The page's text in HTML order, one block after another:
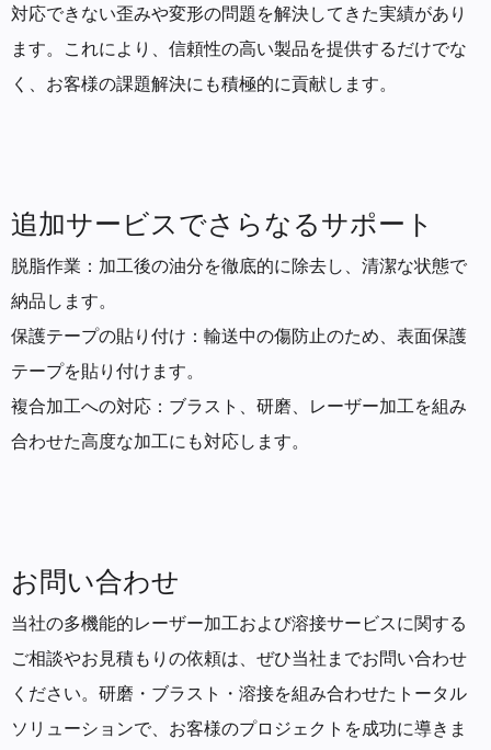
対応できない歪みや変形の問題を解決してきた実績があり
ます。これにより、信頼性の高い製品を提供するだけでな
く、お客様の課題解決にも積極的に貢献します。
追加サービスでさらなるサポート
脱脂作業：加工後の油分を徹底的に除去し、清潔な状態で
納品します。
保護テープの貼り付け：輸送中の傷防止のため、表面保護
テープを貼り付けます。
複合加工への対応：ブラスト、研磨、レーザー加工を組み
合わせた高度な加工にも対応します。
お問い合わせ
当社の多機能的レーザー加工および溶接サービスに関する
ご相談やお見積もりの依頼は、ぜひ当社までお問い合わせ
ください。研磨・ブラスト・溶接を組み合わせたトータル
ソリューションで、お客様のプロジェクトを成功に導きま